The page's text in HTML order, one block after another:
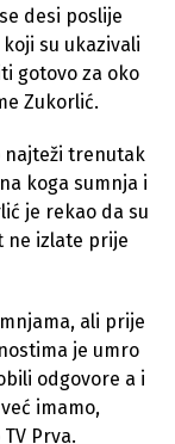
desi poslije
su ukazivali
gotovo za oko
Zukorlić.
najteži trenutak
koga sumnja i
je rekao da su
ne izlate prije
ali prije
je umro
odgovore a i
imamo,
Prva.